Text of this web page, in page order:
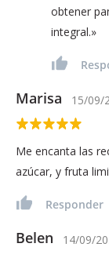
obtener
integral.»
Marisa 15/09/
Me encanta las
azúcar, y fruta
Responder
Belen 14/09/